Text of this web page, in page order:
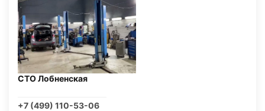
СТО Лобненская
+7 (499) 110-53-06